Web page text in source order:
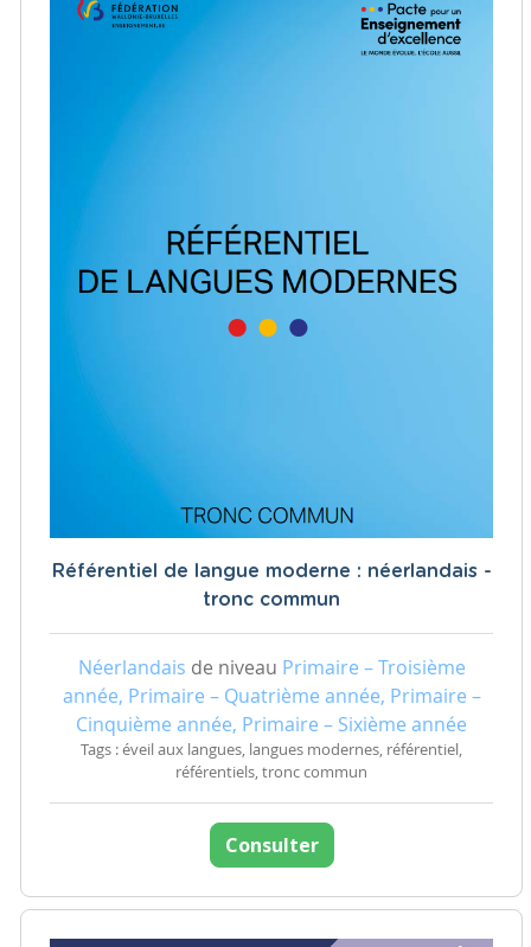
Référentiel de langue moderne : néerlandais -
tronc commun
Néerlandais de niveau Primaire – Troisième
année, Primaire – Quatrième année, Primaire –
Cinquième année, Primaire – Sixième année
Tags : éveil aux langues, langues modernes, référentiel,
référentiels, tronc commun
Consulter